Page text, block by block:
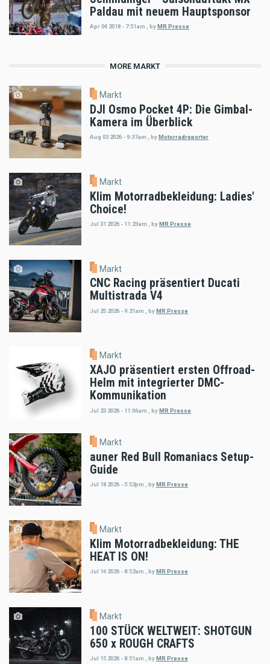
Paldau mit neuem Hauptsponsor
Apr 04 2018 - 7:51am byMR Presse
MORE MARKT
Markt
DJI Osmo Pocket 4P: Die Gimbal-
Kamera im Überblick
Aug 03 2026 - 9:37am byMotorradreporter
Markt
Klim Motorradbekleidung: Ladies'
Choice!
Jul 31 2026 - 11:23am byMR Presse
Markt
CNC Racing präsentiert Ducati
Multistrada V4
Jul 25 2026 - 9:21am byMR Presse
Markt
XAJO präsentiert ersten Offroad-
Helm mit integrierter DMC-
Kommunikation
Jul 23 2026 - 11:06am byMR Presse
Markt
auner Red Bull Romaniacs Setup-
Guide
Jul 18 2026 - 5:52pm , byMR Presse
Markt
Klim Motorradbekleidung: THE
HEAT IS ON!
Jul 16 2026 - 8:52am byMR Presse
Markt
100 STÜCK WELTWEIT: SHOTGUN
650 x ROUGH CRAFTS
Jul 15 2026 - 8:51am byMR Presse